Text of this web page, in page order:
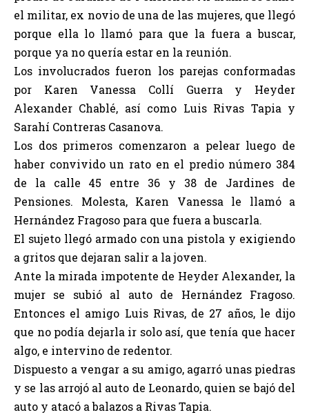
el militar, ex novio de una de las mujeres, que llegó
porque ella lo llamó para que la fuera a buscar,
porque ya no quería estar en la reunión.
Los involucrados fueron los parejas conformadas
por Karen Vanessa Collí Guerra y Heyder
Alexander Chablé, así como Luis Rivas Tapia y
Sarahí Contreras Casanova.
Los dos primeros comenzaron a pelear luego de
haber convivido un rato en el predio número 384
de la calle 45 entre 36 y 38 de Jardines de
Pensiones. Molesta, Karen Vanessa le llamó a
Hernández Fragoso para que fuera a buscarla.
El sujeto llegó armado con una pistola y exigiendo
a gritos que dejaran salir a la joven.
Ante la mirada impotente de Heyder Alexander, la
mujer se subió al auto de Hernández Fragoso.
Entonces el amigo Luis Rivas, de 27 años, le dijo
que no podía dejarla ir solo así, que tenía que hacer
algo, e intervino de redentor.
Dispuesto a vengar a su amigo, agarró unas piedras
y se las arrojó al auto de Leonardo, quien se bajó del
auto y atacó a balazos a Rivas Tapia.